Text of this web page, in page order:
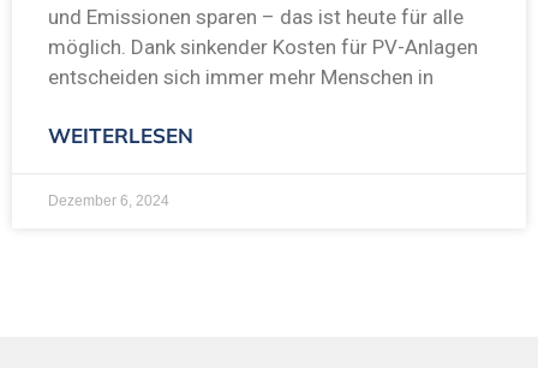
und Emissionen sparen – das ist heute für alle
möglich. Dank sinkender Kosten für PV-Anlagen
entscheiden sich immer mehr Menschen in
WEITERLESEN
Dezember 6, 2024